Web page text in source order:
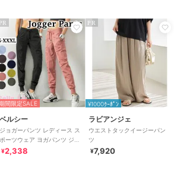
PR
間限定SALE
ベルシー
ジョガーパンツ レディース ス
ポーツウェア ヨガパンツ ジム
ウェア ナイロンパンツ 大きい
¥2,338
PR
¥1000ｸｰﾎﾟﾝ
ラビアンジェ
ウエストタックイージーパン
ツ
¥7,920